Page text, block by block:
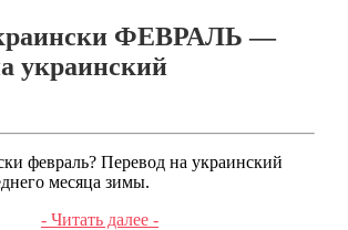
ФЕВРАЛЬ —
украинский
февраль? Перевод на украинский
месяца зимы.
- Читать далее -